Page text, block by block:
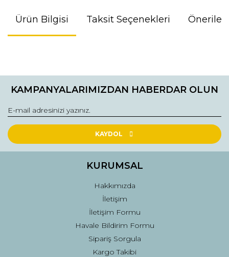
Ürün Bilgisi Taksit Seçenekleri
konularda yetersiz gördüğünüz noktaları öneri formunu
Görüş ve önerileriniz için teşekkür ederiz.
Ürün resmi kalitesiz, bozuk veya görüntülenemiyor.
Ürün açıklamasında eksik bilgiler bulunuyor.
Ürün fiyatı diğer sitelerden daha pahalı.
Gönder
KAMPANYALARIMIZDAN HABERDAR OLUN
KAYDOL
KURUMSAL
Hakkımızda
İletişim
İletişim Formu
Havale Bildirim Formu
Sipariş Sorgula
Kargo Takibi